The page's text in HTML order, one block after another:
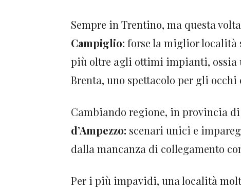
Sempre in Trentino, ma questa
Campiglio: forse la miglior
più oltre agli ottimi impianti, ossia
Brenta, uno spettacolo per gli occhi
Cambiando regione, in provincia
d’Ampezzo: scenari unici e
dalla mancanza di collegamento
Per i più impavidi, una località